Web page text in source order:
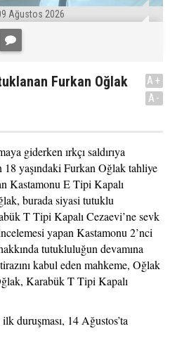
Ağustos 2026
Furkan Oğlak
A+
A-
giderken ırkçı saldırıya
18 yaşındaki Furkan Oğlak tahliye
Kastamonu E Tipi Kapalı
burada siyasi tutuklu
T Tipi Kapalı Cezaevi’ne sevk
yapan Kastamonu 2’nci
tutukluluğun devamına
kabul eden mahkeme, Oğlak
Karabük T Tipi Kapalı
duruşması, 14 Ağustos’ta